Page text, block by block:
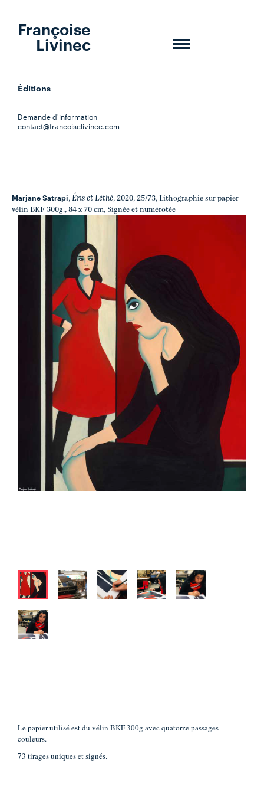
Toggle
Françoise
Livinec
Éditions
Demande d'information
contact@francoiselivinec.com
Marjane Satrapi, Éris et Léthé, 2020, 25/73, Lithographie sur papier
vélin BKF 300g., 84 x 70 cm, Signée et numérotée
Le papier utilisé est du vélin BKF 300g avec quatorze passages
couleurs.
73 tirages uniques et signés.